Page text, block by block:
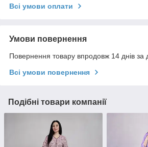
Всі умови оплати
Умови повернення
Повернення товару впродовж 14 днів за
Всі умови повернення
Подібні товари компанії